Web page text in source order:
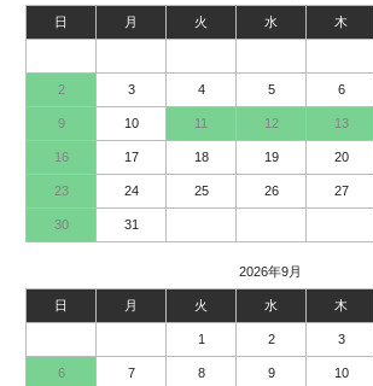
日 月 火 水 木
2 3 4 5 6
9 10 11 12 13
16 17 18 19 20
23 24 25 26 27
30 31
2026年9月
日 月 火 水 木
1 2 3
6 7 8 9 10